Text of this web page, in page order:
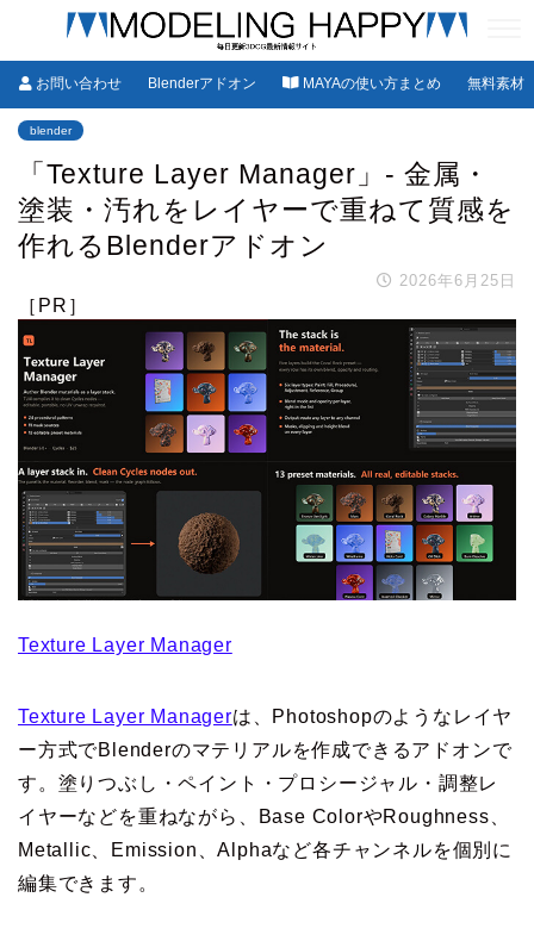
お問い合わせ Blenderアドオン MAYAの使い方まとめ 無料素材
blender
「Texture Layer Manager」- 金属・
塗装・汚れをレイヤーで重ねて質感を
作れるBlenderアドオン
2026年6月25日
［PR］
Texture Layer Manager
Texture Layer Managerは、Photoshopのようなレイヤ
ー方式でBlenderのマテリアルを作成できるアドオンで
す。塗りつぶし・ペイント・プロシージャル・調整レ
イヤーなどを重ねながら、Base ColorやRoughness、
Metallic、Emission、Alphaなど各チャンネルを個別に
編集できます。